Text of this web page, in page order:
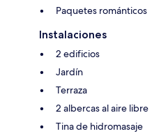
Paquetes románticos
Instalaciones
2 edificios
Jardín
Terraza
2 albercas al aire libre
Tina de hidromasaje